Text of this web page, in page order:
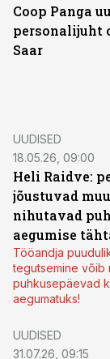
Coop Panga
personalijuht
Saar
UUDISED
18.05.26, 09:00
Heli Raidve:
jõustuvad
nihutavad
aegumise
Tööandja
tegutsemine võib
puhkusepäevad
aegumatuks!
UUDISED
31.07.26, 09:15